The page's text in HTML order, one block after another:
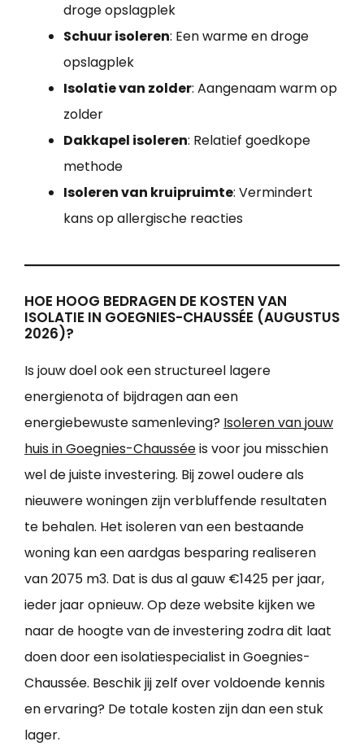
droge opslagplek
Schuur isoleren: Een warme en droge
opslagplek
Isolatie van zolder: Aangenaam warm op
zolder
Dakkapel isoleren: Relatief goedkope
methode
Isoleren van kruipruimte: Vermindert
kans op allergische reacties
HOE HOOG BEDRAGEN DE KOSTEN VAN
ISOLATIE IN GOEGNIES-CHAUSSÉE (AUGUSTUS
2026)?
Is jouw doel ook een structureel lagere
energienota of bijdragen aan een
energiebewuste samenleving? Isoleren van jouw
huis in Goegnies-Chausséeis voor jou misschien
wel de juiste investering. Bij zowel oudere als
nieuwere woningen zijn verbluffende resultaten
te behalen. Het isoleren van een bestaande
woning kan een aardgas besparing realiseren
van 2075 m3. Dat is dus al gauw €1425 per jaar,
ieder jaar opnieuw. Op deze website kijken we
naar de hoogte van de investering zodra dit laat
doen door een isolatiespecialist in Goegnies-
Chaussée. Beschik jij zelf over voldoende kennis
en ervaring? De totale kosten zijn dan een stuk
lager.